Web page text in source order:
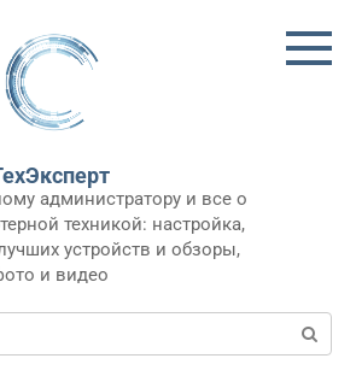
администратору и все о
техникой: настройка,
устройств и обзоры,
и видео